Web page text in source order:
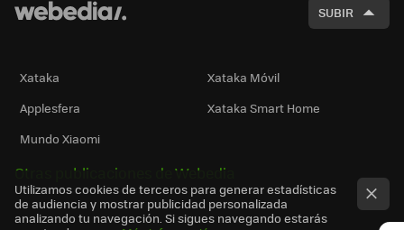
SUBIR
Xataka
Xataka Móvil
Applesfera
Xataka Smart Home
Mundo Xiaomi
Otras publicaciones de Webedia
Utilizamos cookies de terceros para generar estadísticas
de audiencia y mostrar publicidad personalizada
analizando tu navegación. Si sigues navegando estarás